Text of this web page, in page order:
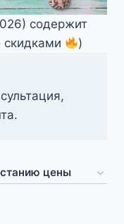
содержит
скидками
)